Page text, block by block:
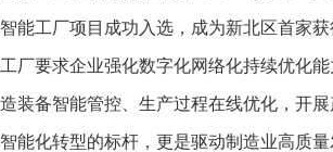
能工厂项目成功入选，成为新北区首家获
厂要求企业强化数字化网络化持续优化
装备智能管控、生产过程在线优化，开
能化转型的标杆，更是驱动制造业高质